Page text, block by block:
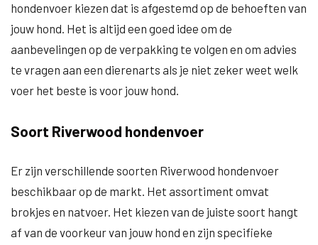
hondenvoer kiezen dat is afgestemd op de behoeften van
jouw hond. Het is altijd een goed idee om de
aanbevelingen op de verpakking te volgen en om advies
te vragen aan een dierenarts als je niet zeker weet welk
voer het beste is voor jouw hond.
Soort Riverwood hondenvoer
Er zijn verschillende soorten Riverwood hondenvoer
beschikbaar op de markt. Het assortiment omvat
brokjes en natvoer. Het kiezen van de juiste soort hangt
af van de voorkeur van jouw hond en zijn specifieke